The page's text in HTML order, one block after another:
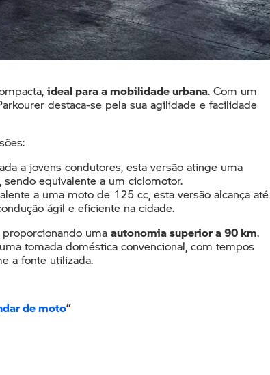
ideal para a mobilidade urbana. Com um
destaca-se pela sua agilidade e facilidade
a jovens condutores, esta versão atinge uma
equivalente a um ciclomotor.
a uma moto de 125 cc, esta versão alcança até
ágil e eficiente na cidade.
uma autonomia superior a 90 km.
tomada doméstica convencional, com tempos
a fonte utilizada.
de moto“